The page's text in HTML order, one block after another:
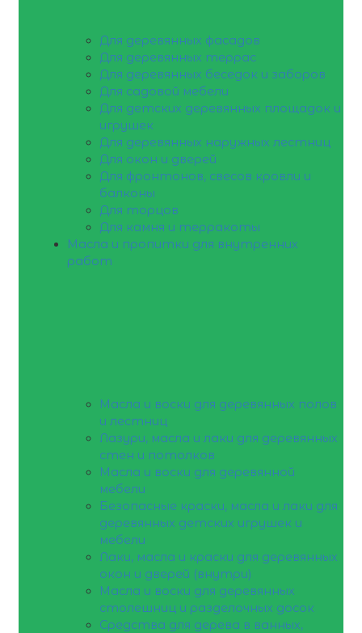
Для деревянных фасадов
Для деревянных террас
Для деревянных беседок и заборов
Для садовой мебели
Для детских деревянных площадок и
игрушек
Для деревянных наружных лестниц
Для окон и дверей
Для фронтонов, свесов кровли и
балконы
Для торцов
Для камня и терракоты
Масла и пропитки для внутренних
работ
Масла и воски для деревянных полов
и лестниц
Лазури, масла и лаки для деревянных
стен и потолков
Масла и воски для деревянной
мебели
Безопасные краски, масла и лаки для
деревянных детских игрушек и
мебели
Лаки, масла и краски для деревянных
окон и дверей (внутри)
Масла и воски для деревянных
столешниц и разделочных досок
Средства для дерева в ванных,